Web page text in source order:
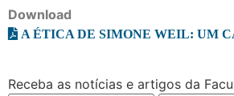
Download
A ÉTICA DE SIMONE WEIL: UM
Receba as notícias e artigos da